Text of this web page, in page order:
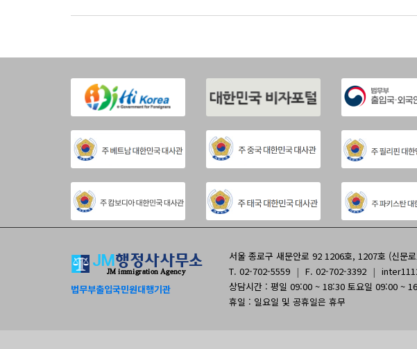
법무부출입국민원대행기관
서울 종로구 새문안로 92 1206호, 1207호 (신문
T. 02-702-5559 | F. 02-702-3392 |
상담시간 : 평일 09:00 ~ 18:30 토요일 09:00 ~
휴일 : 일요일 및 공휴일은 휴무